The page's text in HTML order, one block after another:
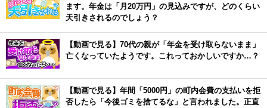
ます。年金は「月20万円」の見込みですが、どのくらい
天引きされるのでしょう？
【動画で見る】70代の親が「年金を受け取らないまま」
亡くなっていたようです。これっておかしいですか…？
【動画で見る】年間「5000円」の町内会費の支払いを拒
否したら「今後ゴミを捨てるな」と言われました。正直